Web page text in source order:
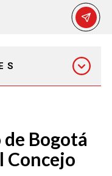
Bogotá
Concejo